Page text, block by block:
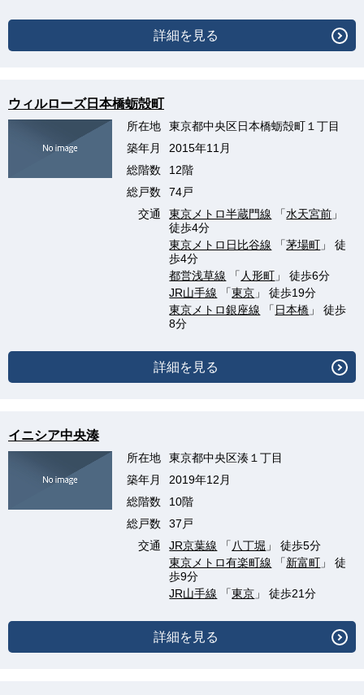
詳細を見る
ウィルローズ日本橋蛎殻町
所在地
東京都中央区日本橋蛎殻町１丁目
築年月
2015年11月
総階数
12階
総戸数
74戸
交通
東京メトロ半蔵門線 「水天宮前 」
徒歩4分
東京メトロ日比谷線 「茅場町 」 徒
歩4分
都営浅草線 「 人形町 」 徒歩6分
JR山手線 「東京 」 徒歩19分
東京メトロ銀座線 「 日本橋 」 徒歩
8分
詳細を見る
イニシア中央湊
所在地
東京都中央区湊１丁目
築年月
2019年12月
総階数
10階
総戸数
37戸
交通
JR京葉線 「 八丁堀 」 徒歩5分
東京メトロ有楽町線 「新富町 」 徒
歩9分
JR山手線 「東京 」 徒歩21分
詳細を見る